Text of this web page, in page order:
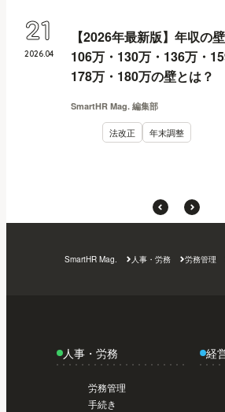
【2026年最新版】年収の
106万・130万・136万・
178万・180万の壁とは？
SmartHR Mag. 編集部
法改正 年末調整
2026.04
21
SmartHR Mag. 人事・労務 労務管理
人事・労務
労務管理
手続き
経